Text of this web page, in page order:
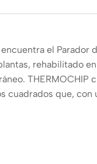
el
rehabilitado
THERMOCHIP
cuadrados que,